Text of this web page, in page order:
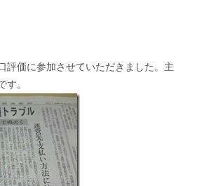
評価に参加させていただきました。主
す。